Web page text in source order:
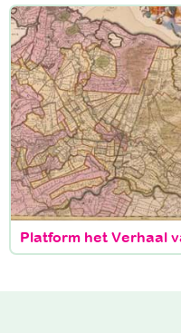
Platform het Verhaal